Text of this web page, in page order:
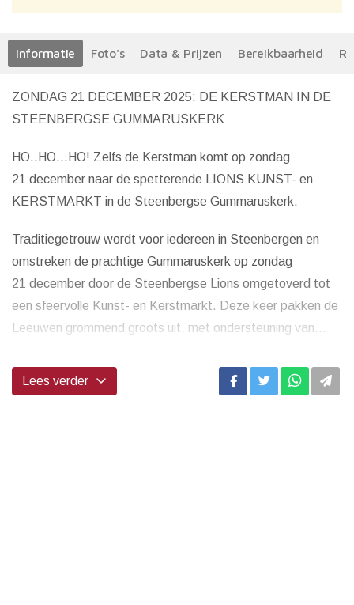
Informatie Foto's Data & Prijzen Bereikbaarheid
ZONDAG 21 DECEMBER 2025: DE KERSTMAN IN DE
STEENBERGSE GUMMARUSKERK
HO..HO…HO! Zelfs de Kerstman komt op zondag
21 december naar de spetterende LIONS KUNST- en
KERSTMARKT in de Steenbergse Gummaruskerk.
Traditiegetrouw wordt voor iedereen in Steenbergen en
omstreken de prachtige Gummaruskerk op zondag
21 december door de Steenbergse Lions omgetoverd tot
een sfeervolle Kunst- en Kerstmarkt. Deze keer pakken de
Leeuwen grommend groots uit, met ondersteuning van...
Lees verder